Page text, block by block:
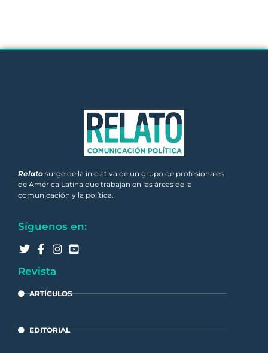
Relato surge de la iniciativa de un grupo de profesionales
de América Latina que trabajan en las áreas de la
comunicación y la política.
Síguenos en:
Revista
ARTÍCULOS
EDITORIAL